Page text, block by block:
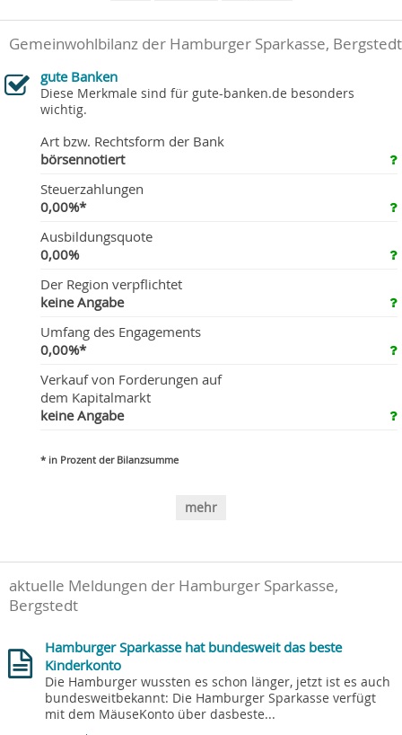
Gemeinwohlbilanz der Hamburger Sparkasse, Bergstedt
gute Banken
Diese Merkmale sind für gute-banken.de besonders
wichtig.
Art bzw. Rechtsform der Bank
börsennotiert
Steuerzahlungen
0,00%*
Ausbildungsquote
0,00%
Der Region verpflichtet
keine Angabe
Umfang des Engagements
0,00%*
Verkauf von Forderungen auf
dem Kapitalmarkt
keine Angabe
* in Prozent der Bilanzsumme
mehr
aktuelle Meldungen der Hamburger Sparkasse,
Bergstedt
Hamburger Sparkasse hat bundesweit das beste
Kinderkonto
Die Hamburger wussten es schon länger, jetzt ist es auch
bundesweitbekannt: Die Hamburger Sparkasse verfügt
mit dem MäuseKonto über dasbeste...